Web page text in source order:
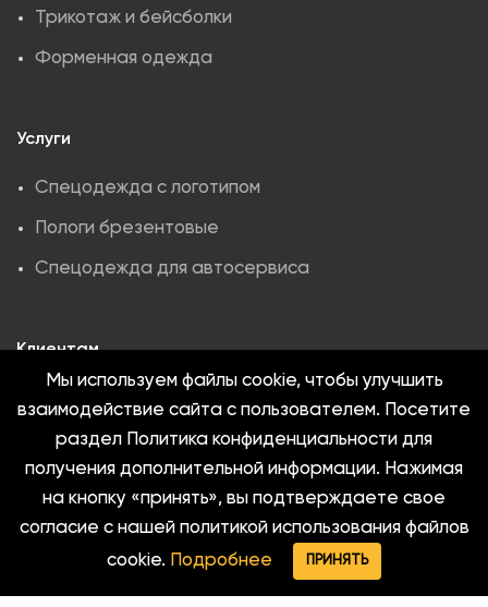
Трикотаж и бейсболки
Форменная одежда
Услуги
Спецодежда с логотипом
Пологи брезентовые
Спецодежда для автосервиса
Клиентам
О компании
Как заказать
Оплата и доставка
Полезная информация
Контакты
Telegram
Мы используем файлы cookie, чтобы улучшить
взаимодействие сайта с пользователем. Посетите
раздел Политика конфиденциальности для
получения дополнительной информации. Нажимая
на кнопку «принять», вы подтверждаете свое
согласие с нашей политикой использования файлов
cookie. Подробнее ПРИНЯТЬ